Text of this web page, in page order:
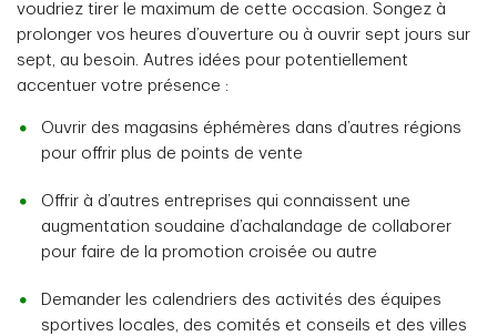
voudriez tirer le maximum de cette occasion. Songez à
prolonger vos heures d’ouverture ou à ouvrir sept jours sur
sept, au besoin. Autres idées pour potentiellement
accentuer votre présence :
Ouvrir des magasins éphémères dans d’autres régions
pour offrir plus de points de vente
Offrir à d’autres entreprises qui connaissent une
augmentation soudaine d’achalandage de collaborer
pour faire de la promotion croisée ou autre
Demander les calendriers des activités des équipes
sportives locales, des comités et conseils et des villes